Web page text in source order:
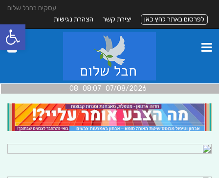
עסקים בחבל שלום
לפרסום באתר לחץ כאן
יצירת קשר הצהרת נגישות
07/08/2026 08:07 08
פתח